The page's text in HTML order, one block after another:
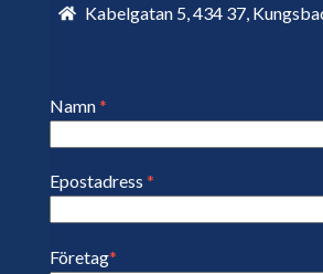
Kabelgatan 5, 434 37,
Namn*
Epostadress *
Företag*